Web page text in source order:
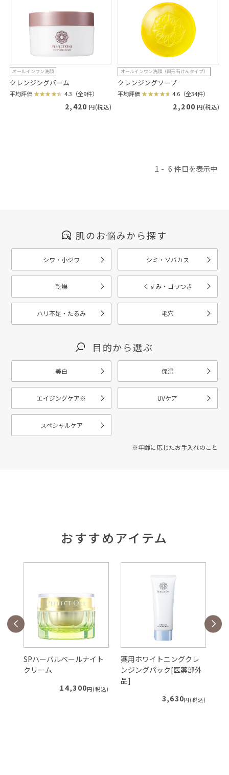
オールインワン洗顔
クレンジングバーム
平均評価 4.3（全9件）
2,420 円(税込)
オールインワン洗顔（固形石けんタイプ）
クレンジングソープ
平均評価 4.6（全34件）
2,200 円(税込)
1 6
肌のお悩みから探す
シワ・小ジワ シミ・ソバカス
乾燥 くすみ・ゴワつき
ハリ不足・たるみ 毛穴
目的から選ぶ
美白 保湿
エイジングケア※ UVケア
スペシャルケア
※年齢に応じたお手入れのこと
おすすめアイテム
SPハーバルベールナイト
クリーム
14,300円(税込)
薬用ホワイトニングクレ
ンジングパック[医薬部外
品]
3,630円(税込)